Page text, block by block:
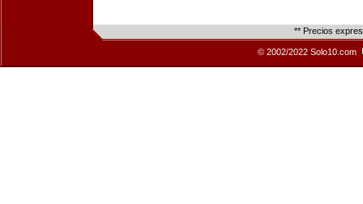
** Precios
© 2002/2022 Solo10.com